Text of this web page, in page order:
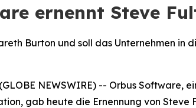
ernennt Steve
Burton und soll das Unternehmen in
NEWSWIRE) -- Orbus
gab heute die Ernennung von